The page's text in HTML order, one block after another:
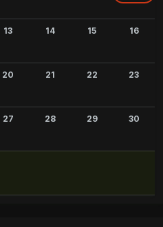
13 14 15 16
20 21 22 23
27 28 29 30